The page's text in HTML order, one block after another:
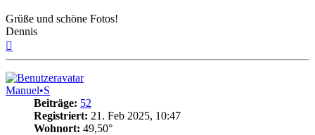
Grüße und schöne Fotos!
Dennis
Manuel•S
Beiträge: 52
Registriert: 21. Feb 2025, 10:47
Wohnort: 49,50°